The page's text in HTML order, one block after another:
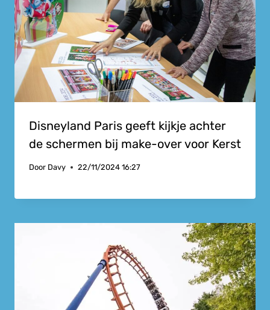
Disneyland Paris geeft kijkje achter
de schermen bij make-over voor Kerst
Door Davy 22/11/2024 16:27